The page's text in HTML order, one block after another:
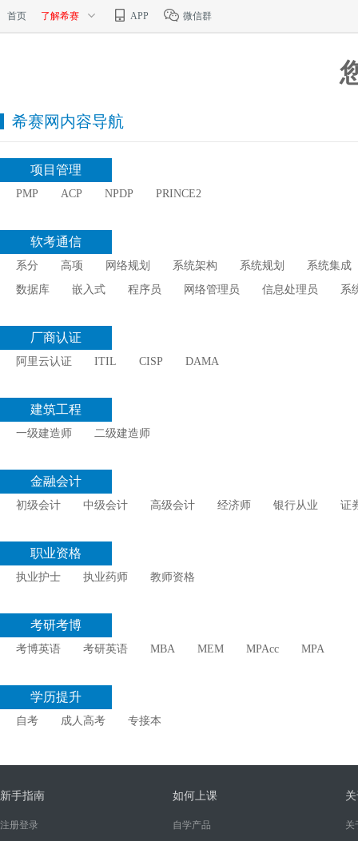
首页 了解希赛 APP 微信群
希赛网内容导航
项目管理
PMP ACP NPDP PRINCE2
软考通信
系分 高项 网络规划 系统架构 系统规划
系统集成
数据库
嵌入式 程序员 网络管理员 信息处理员 系
厂商认证
阿里云认证 ITIL CISP DAMA
建筑工程
一级建造师 二级建造师
金融会计
初级会计 中级会计 高级会计 经济师 银行从业 证
职业资格
执业护士 执业药师 教师资格
考研考博
考博英语 考研英语 MBA MEM MPAcc MPA
学历提升
自考 成人高考 专接本
新手指南
注册登录
如何上课
自学产品
关